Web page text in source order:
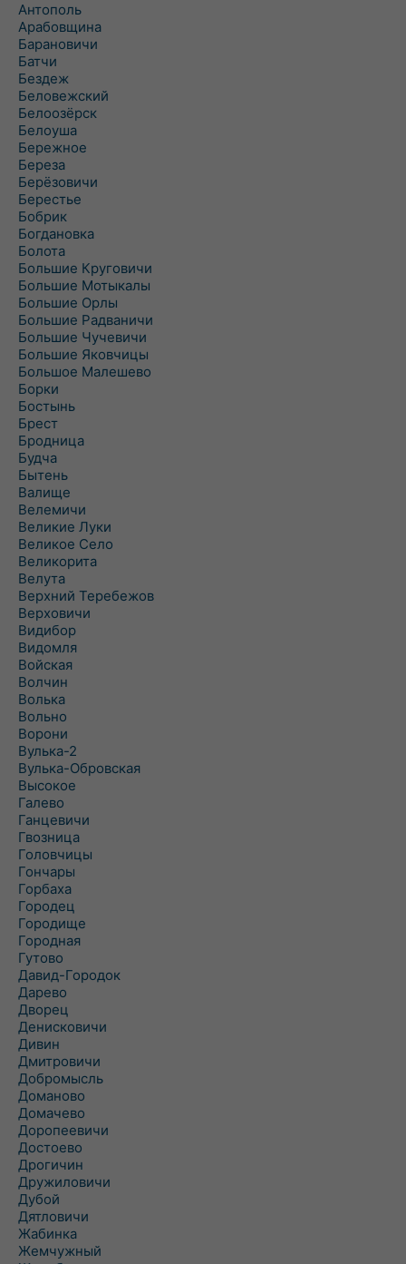
Антополь
Арабовщина
Барановичи
Батчи
Бездеж
Беловежский
Белоозёрск
Белоуша
Бережное
Береза
Берёзовичи
Берестье
Бобрик
Богдановка
Болота
Большие Круговичи
Большие Мотыкалы
Большие Орлы
Большие Радваничи
Большие Чучевичи
Большие Яковчицы
Большое Малешево
Борки
Бостынь
Брест
Бродница
Будча
Бытень
Валище
Велемичи
Великие Луки
Великое Село
Великорита
Велута
Верхний Теребежов
Верховичи
Видибор
Видомля
Войская
Волчин
Волька
Вольно
Ворони
Вулька-2
Вулька-Обровская
Высокое
Галево
Ганцевичи
Гвозница
Головчицы
Гончары
Горбаха
Городец
Городище
Городная
Гутово
Давид-Городок
Дарево
Дворец
Денисковичи
Дивин
Дмитровичи
Добромысль
Доманово
Домачево
Доропеевичи
Достоево
Дрогичин
Дружиловичи
Дубой
Дятловичи
Жабинка
Жемчужный